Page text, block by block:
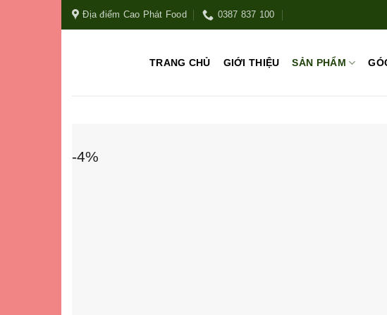
Địa điểm Cao Phát Food 0387 837 100
TRANG CHỦ GIỚI THIỆU SẢN PHẨM
-4%